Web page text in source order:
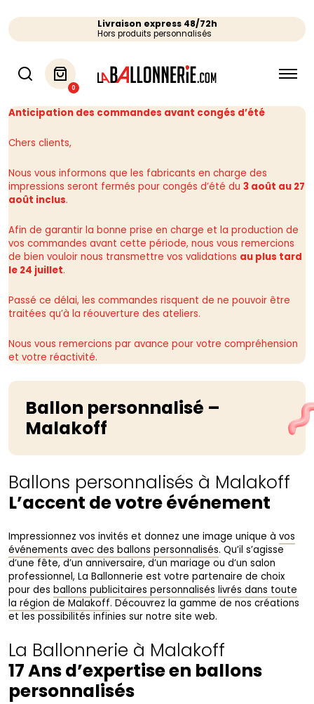
Livraison express 48/72h
Hors produits personnalisés
0
Anticipation des commandes avant congés d’été
Chers clients,
Nous vous informons que les fabricants en charge des
impressions seront fermés pour congés d’été du 3 août au 27
août inclus.
Afin de garantir la bonne prise en charge et la production de
vos commandes avant cette période, nous vous remercions
de bien vouloir nous transmettre vos validations au plus tard
le 24 juillet.
Passé ce délai, les commandes risquent de ne pouvoir être
traitées qu’à la réouverture des ateliers.
Nous vous remercions par avance pour votre compréhension
et votre réactivité.
Ballon personnalisé –
Malakoff
Ballons personnalisés à Malakoff
L’accent de votre événement
Impressionnez vos invités et donnez une image unique à vos
événements avec des ballons personnalisés. Qu’il s’agisse
d’une fête, d’un anniversaire, d’un mariage ou d’un salon
professionnel, La Ballonnerie est votre partenaire de choix
pour des ballons publicitaires personnalisés livrés dans toute
la région de Malakoff. Découvrez la gamme de nos créations
et les possibilités infinies sur notre site web.
La Ballonnerie à Malakoff
17 Ans d’expertise en ballons
personnalisés